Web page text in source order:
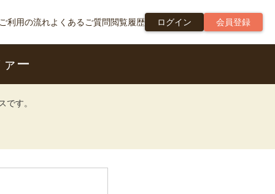
利用の流れよくあるご質問閲覧履歴 ログイン 会員登録
ー
です。